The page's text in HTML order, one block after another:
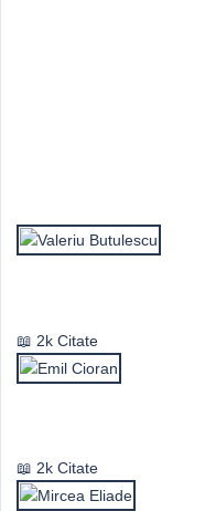
2k Citate
2k Citate